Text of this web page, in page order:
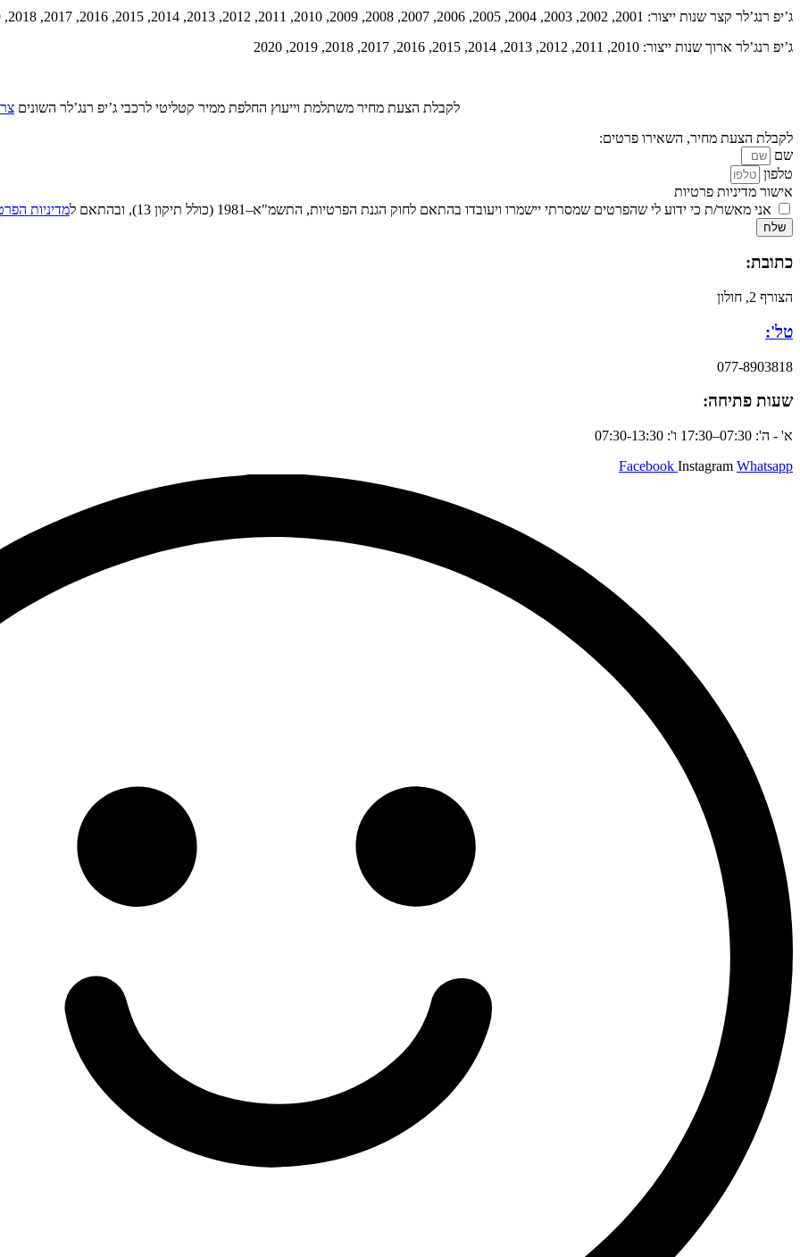
ג’יפ רנג’לר קצר שנות ייצור: 2001, 2002, 2003, 2004, 2005, 2006, 2007, 2008, 2009, 2010, 2011, 2012, 2013, 2014, 2015, 2016, 2017, 2018, 2019, 2020
ג’יפ רנג’לר ארוך שנות ייצור: 2010, 2011, 2012, 2013, 2014, 2015, 2016, 2017, 2018, 2019, 2020
לקבלת הצעת מחיר משתלמת וייעוץ החלפת ממיר קטליטי לרכבי ג’יפ רנג’לר השונים
לקבלת הצעת מחיר, השאירו פרטים:
שם
טלפון
אישור מדיניות פרטיות
אני מאשר/ת כי ידוע לי שהפרטים שמסרתי יישמרו ויעובדו בהתאם לחוק הגנת הפרטיות, התשמ"א–1981 (כולל תיקון 13), ובהתאם ל
מדיניות
שלח
כתובת:
הצורף 2, חולון
טל':
077-8903818
שעות פתיחה:
א' - ה': 07:30–17:30 ו': 07:30-13:30
Facebook Instagram Whatsapp